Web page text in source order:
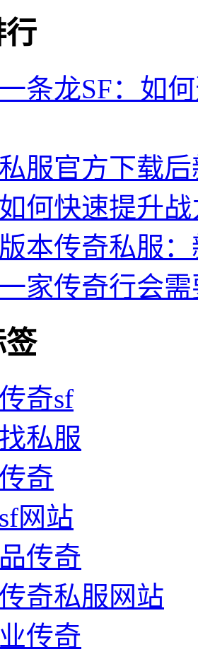
行
条龙SF：如
服官方下载
何快速提升
本传奇私服
家传奇行会
签
奇sf
私服
奇
网站
传奇
奇私服网站
传奇